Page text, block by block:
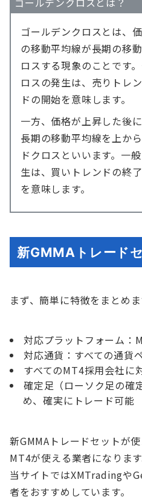
ゴールデンクロスとは、
の移動平均線が長期の移
ロスする現象のことです
ロスの発生は、売りトレ
ドの開始を意味します。
一方、価格が上昇した後
長期の移動平均線を上か
ドクロスといいます。一
生は、買いトレンドの終
を意味します。
新GMMAトレード
まず、簡単に特徴をまとめま
対応プラットフォーム：
対応通貨：すべての通貨
すべてのMT4採用会社に
確定足（ローソク足の確
め、確実にトレード可能
新GMMAトレードセットが
MT4が使える業者になります
当サイトではXMTradingや
者をおすすめしています。